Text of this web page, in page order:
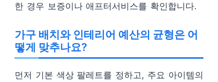
한 경우 보증이나 애프터서비스를 확인합니다.
가구 배치와 인테리어 예산의 균형은 어
떻게 맞추나요?
먼저 기본 색상 팔레트를 정하고, 주요 아이템의